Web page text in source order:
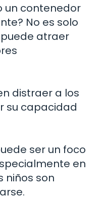
un contenedor
No es solo
atraer
distraer a los
su capacidad
ser un foco
en
niños son